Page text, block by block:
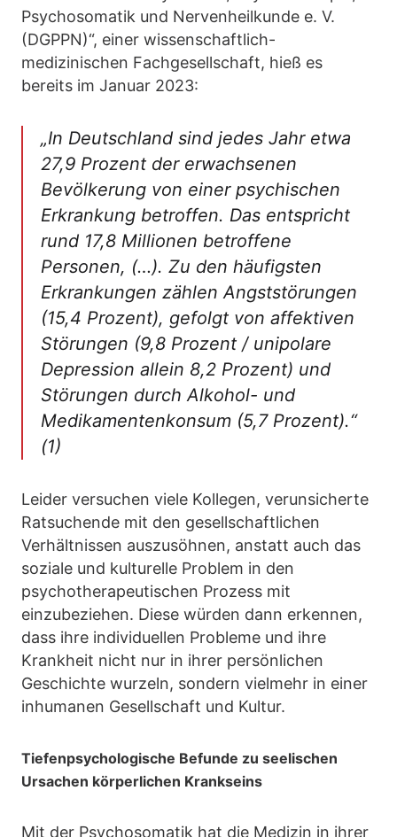
Psychosomatik und Nervenheilkunde e. V.
(DGPPN)“, einer wissenschaftlich-
medizinischen Fachgesellschaft, hieß es
bereits im Januar 2023:
„In Deutschland sind jedes Jahr etwa
27,9 Prozent der erwachsenen
Bevölkerung von einer psychischen
Erkrankung betroffen. Das entspricht
rund 17,8 Millionen betroffene
Personen, (…). Zu den häufigsten
Erkrankungen zählen Angststörungen
(15,4 Prozent), gefolgt von affektiven
Störungen (9,8 Prozent / unipolare
Depression allein 8,2 Prozent) und
Störungen durch Alkohol- und
Medikamentenkonsum (5,7 Prozent).“
(1)
Leider versuchen viele Kollegen, verunsicherte
Ratsuchende mit den gesellschaftlichen
Verhältnissen auszusöhnen, anstatt auch das
soziale und kulturelle Problem in den
psychotherapeutischen Prozess mit
einzubeziehen. Diese würden dann erkennen,
dass ihre individuellen Probleme und ihre
Krankheit nicht nur in ihrer persönlichen
Geschichte wurzeln, sondern vielmehr in einer
inhumanen Gesellschaft und Kultur.
Tiefenpsychologische Befunde zu seelischen
Ursachen körperlichen Krankseins
Mit der Psychosomatik hat die Medizin in ihrer